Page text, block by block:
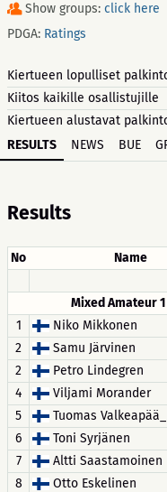
Show groups: click here
PDGA: Ratings
Kiertueen lopulliset
Kiitos kaikille osallistujille
Kiertueen alustavat
RESULTS
NEWS BUE
Results
No Name
Mixed Amateur
1
Niko Mikkonen
2
Samu Järvinen
2
Petro Lindegren
4
Viljami Morander
5
Tuomas Valkeapää_
6
Toni Syrjänen
7
Altti Saastamoinen
8
Otto Eskelinen